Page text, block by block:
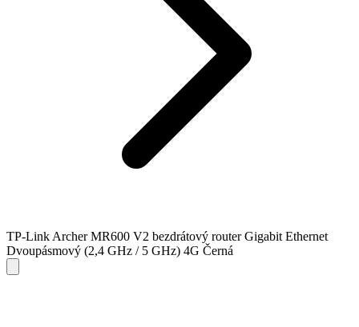
TP-Link Archer MR600 V2 bezdrátový router Gigabit Ethernet
Dvoupásmový (2,4 GHz / 5 GHz) 4G Černá